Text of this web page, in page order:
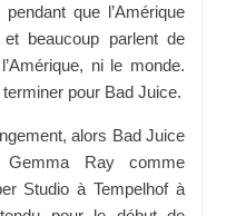
que l’Amérique
beaucoup parlent de
ni le monde.
pour Bad Juice.
alors Bad Juice
Ray comme
Studio à Tempelhof à